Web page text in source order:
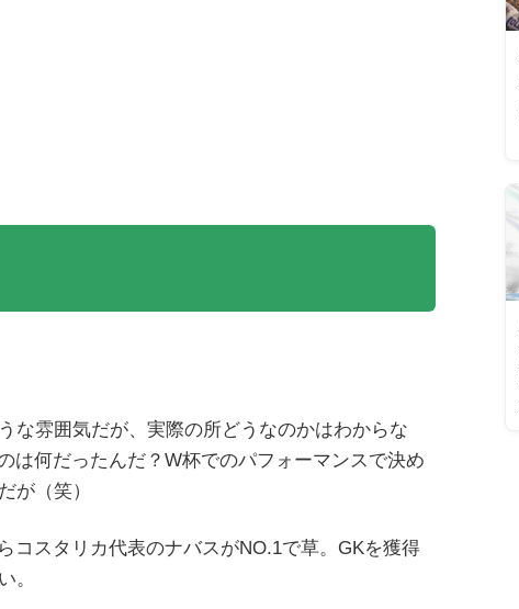
な雰囲気だが、実際の所どうなのかはわからな
は何だったんだ？W杯でのパフォーマンスで決め
が（笑）
コスタリカ代表のナバスがNO.1で草。GKを獲得
。